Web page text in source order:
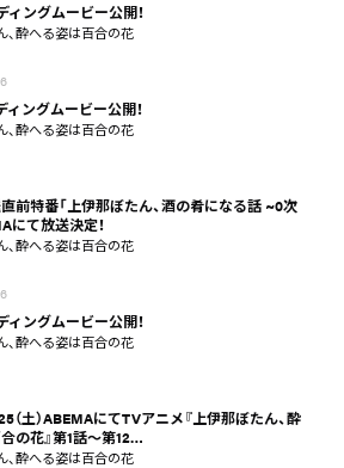
ィングムービー公開！
、酔へる姿は百合の花
ィングムービー公開！
、酔へる姿は百合の花
前特番「上伊那ぼたん、酒の肴になる話 ~0次
にて放送決定！
、酔へる姿は百合の花
ィングムービー公開！
、酔へる姿は百合の花
25（土）ABEMAにてTVアニメ『上伊那ぼたん、酔
の花』第1話～第12…
、酔へる姿は百合の花